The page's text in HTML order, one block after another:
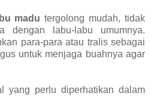
madutergolong mudah, tidak
dengan labu-labu umumnya.
para-para atau tralis sebagai
untuk menjaga buahnya agar
yang perlu diperhatikan dalam